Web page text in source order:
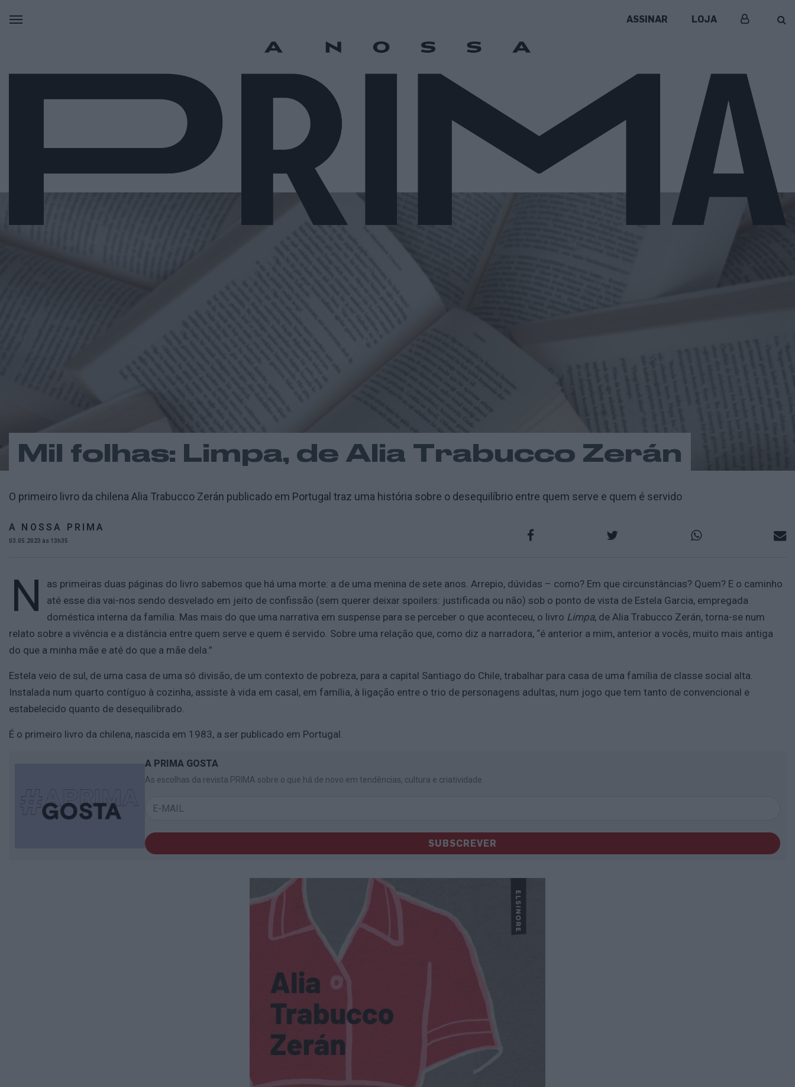
ASSINAR LOJA
Mil folhas: Limpa, de Alia Trabucco Zerán
O primeiro livro da chilena Alia Trabucco Zerán publicado em Portugal traz uma história sobre o desequilíbrio entre quem serve e quem é servido
A NOSSA PRIMA
03.05.2023 às 13h35
N
as primeiras duas páginas do livro sabemos que há uma morte: a de uma menina de sete anos. Arrepio, dúvidas – como? Em que circunstâncias? Quem? E o caminho
até esse dia vai-nos sendo desvelado em jeito de confissão (sem querer deixar spoilers: justificada ou não) sob o ponto de vista de Estela Garcia, empregada
doméstica interna da família. Mas mais do que uma narrativa em suspense para se perceber o que aconteceu, o livro Limpa, de Alia Trabucco Zerán, torna-se num
relato sobre a vivência e a distância entre quem serve e quem é servido. Sobre uma relação que, como diz a narradora, “é anterior a mim, anterior a vocês, muito mais antiga
do que a minha mãe e até do que a mãe dela.”
Estela veio de sul, de uma casa de uma só divisão, de um contexto de pobreza, para a capital Santiago do Chile, trabalhar para casa de uma família de classe social alta.
Instalada num quarto contíguo à cozinha, assiste à vida em casal, em família, à ligação entre o trio de personagens adultas, num jogo que tem tanto de convencional e
estabelecido quanto de desequilibrado.
É o primeiro livro da chilena, nascida em 1983, a ser publicado em Portugal.
A PRIMA GOSTA
As escolhas da revista PRIMA sobre o que há de novo em tendências, cultura e criatividade.
SUBSCREVER